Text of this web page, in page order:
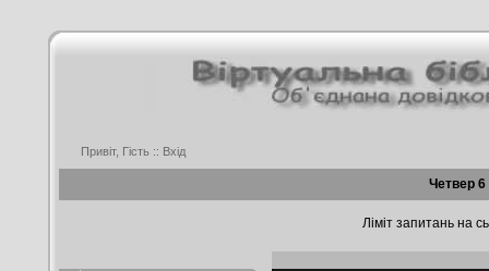
Привіт, Гість :: Вхід
Четвер
Ліміт запитань на